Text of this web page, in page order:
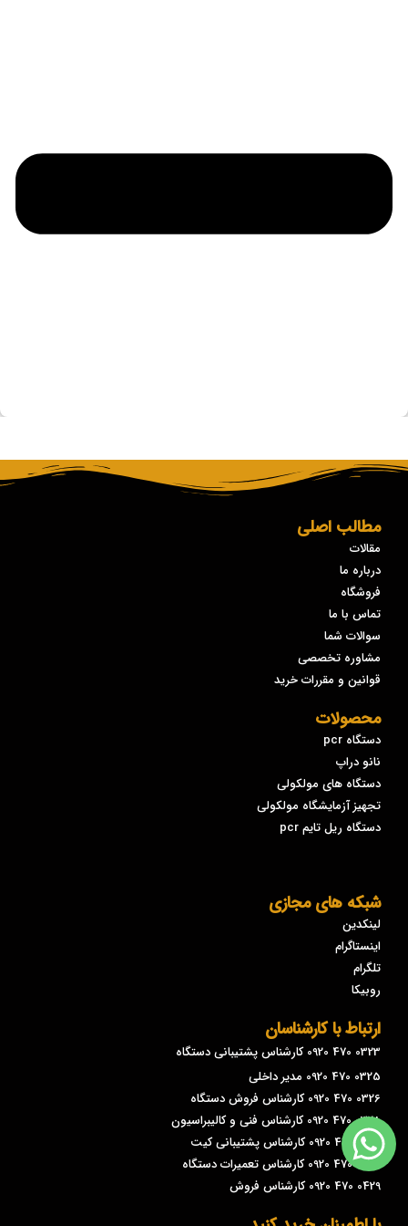
پاسخ
مطالب اصلی
مقالات
درباره ما
فروشگاه
تماس با ما
سوالات شما
مشاوره تخصصی
قوانین و مقررات خرید
محصولات
دستگاه pcr
نانو دراپ
دستگاه های مولکولی
تجهیز آزمایشگاه مولکولی
دستگاه ریل تایم pcr
شبکه های مجازی
لینکدین
اینستاگرام
تلگرام
روبیکا
ارتباط با کارشناسان
0323 470 0920 کارشناس پشتیبانی دستگاه
0325 470 0920 مدیر داخلی
0326 470 0920 کارشناس فروش دستگاه
0328 470 0920 کارشناس فنی و کالیبراسیون
0329 470 0920 کارشناس پشتیبانی کیت
0426 470 0920 کارشناس تعمیرات دستگاه
0429 470 0920 کارشناس فروش